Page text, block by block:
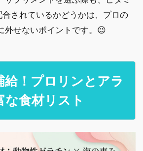
されているかどうかは、プロの
外せないポイントです。😉
給！プロリンとアラ
な食材リスト